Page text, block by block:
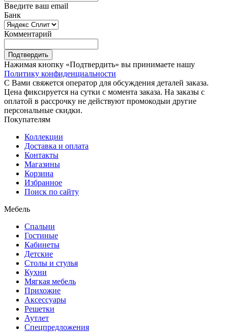
Введите ваш email
Банк
Комментарий
Подтвердить
Нажимая кнопку «Подтвердить» вы принимаете нашу
Политику конфиденциальности
С Вами свяжется оператор для обсуждения деталей заказа.
Цена фиксируется на сутки с момента заказа. На заказы с
оплатой в рассрочку не действуют промокодыи другие
персональные скидки.
Покупателям
Коллекции
Доставка и оплата
Контакты
Магазины
Корзина
Избранное
Поиск по сайту
Мебель
Спальни
Гостиные
Кабинеты
Детские
Столы и стулья
Кухни
Мягкая мебель
Прихожие
Аксессуары
Решетки
Аутлет
Спецпредложения